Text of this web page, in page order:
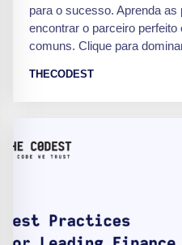
para o sucesso. Aprenda
encontrar o parceiro
comuns. Clique para
THECODEST